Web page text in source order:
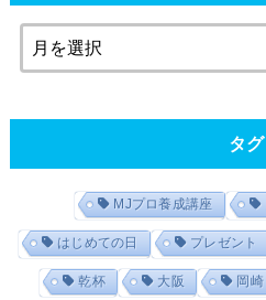
タグ
MJプロ養成講座
はじめての日 プレゼント
乾杯 大阪 岡崎